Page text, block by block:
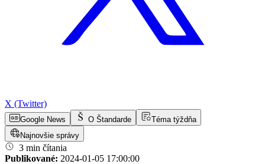
X (Twitter)
Google News O Štandarde
Téma týždňa
Najnovšie správy
3 min čítania
Publikované: 2024-01-05 17:00:00